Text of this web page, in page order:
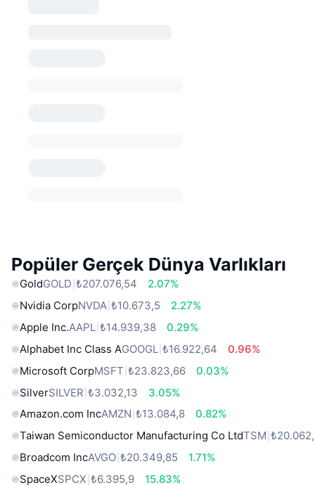
Popüler Gerçek Dünya Varlıkları
GoldGOLD ₺207.076,54
2.07%
Nvidia CorpNVDA ₺10.673,5
2.27%
Apple Inc.AAPL ₺14.939,38
0.29%
Alphabet Inc Class AGOOGL ₺16.922,64
0.96%
Microsoft CorpMSFT ₺23.823,66
0.03%
SilverSILVER ₺3.032,13
3.05%
Amazon.com IncAMZN ₺13.084,8
0.82%
Taiwan Semiconductor Manufacturing Co LtdTSM
Broadcom IncAVGO ₺20.349,85
1.71%
SpaceXSPCX ₺6.395,9
15.83%